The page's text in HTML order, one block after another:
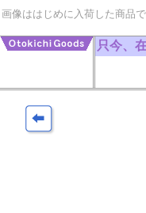
画像ははじめに入荷した商品
只今、